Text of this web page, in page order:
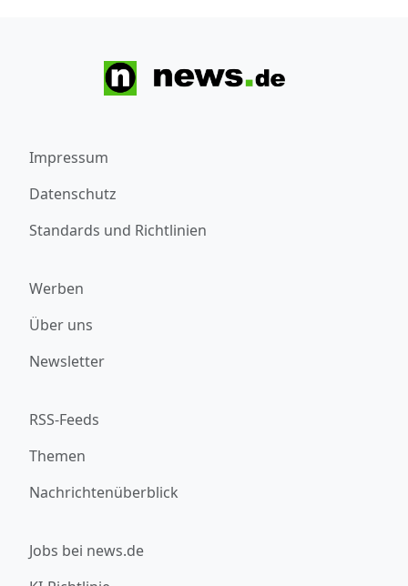
Impressum
Datenschutz
Standards und Richtlinien
Werben
Über uns
Newsletter
RSS-Feeds
Themen
Nachrichtenüberblick
Jobs bei news.de